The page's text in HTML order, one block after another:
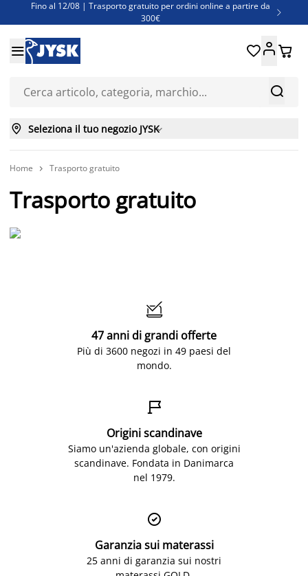
Fino al 12/08 | Trasporto gratuito per ordini online a partire da
300€

Super offerte d'estate | Oltre 1.500 articoli fino al 70%
Finanziamenti - Scegli il piano di rimborso più adatto a te


 
 Seleziona il tuo negozio JYSK
Home  Trasporto gratuito
Trasporto gratuito

47 anni di grandi offerte
Più di 3600 negozi in 49 paesi del
mondo.

Origini scandinave
Siamo un'azienda globale, con origini
scandinave. Fondata in Danimarca
nel 1979.

Garanzia sui materassi
25 anni di garanzia sui nostri